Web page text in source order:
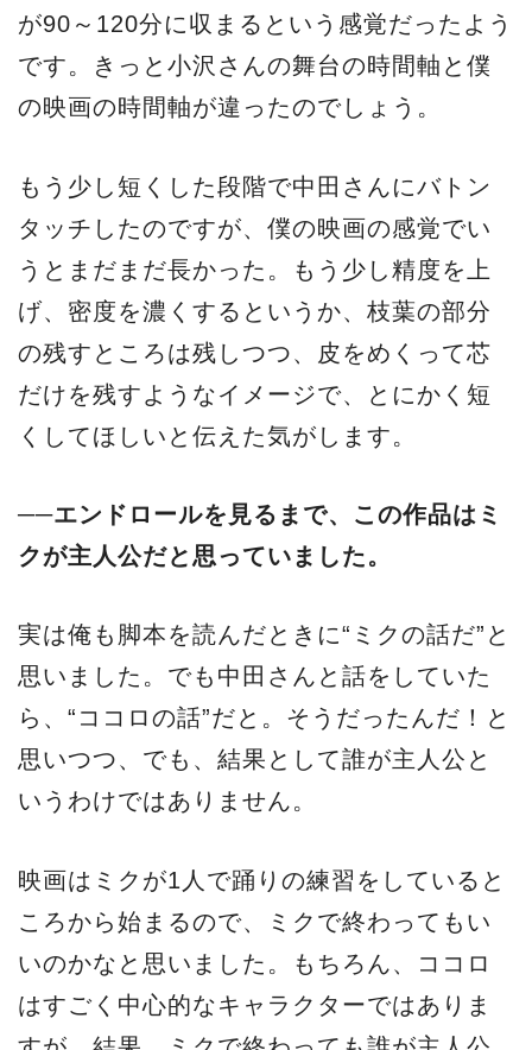
が90～120分に収まるという感覚だったよう
です。きっと小沢さんの舞台の時間軸と僕
の映画の時間軸が違ったのでしょう。
もう少し短くした段階で中田さんにバトン
タッチしたのですが、僕の映画の感覚でい
うとまだまだ長かった。もう少し精度を上
げ、密度を濃くするというか、枝葉の部分
の残すところは残しつつ、皮をめくって芯
だけを残すようなイメージで、とにかく短
くしてほしいと伝えた気がします。
──エンドロールを見るまで、この作品はミ
クが主人公だと思っていました。
実は俺も脚本を読んだときに“ミクの話だ”と
思いました。でも中田さんと話をしていた
ら、“ココロの話”だと。そうだったんだ！と
思いつつ、でも、結果として誰が主人公と
いうわけではありません。
映画はミクが1人で踊りの練習をしていると
ころから始まるので、ミクで終わってもい
いのかなと思いました。もちろん、ココロ
はすごく中心的なキャラクターではありま